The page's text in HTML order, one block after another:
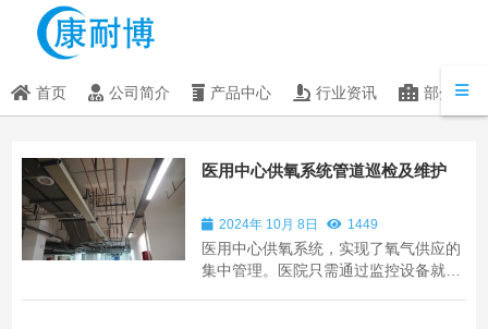
首页 公司简介 产品中心 行业资讯 部分客户
医用中心供氧系统管道巡检及维护
2024年 10月 8日 1449
医用中心供氧系统，实现了氧气供应的
集中管理。医院只需通过监控设备就可